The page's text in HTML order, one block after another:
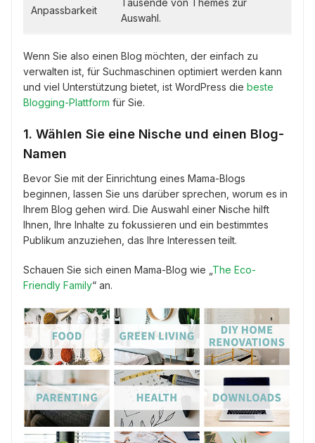
Anpassbarkeit
Auswahl.
Wenn Sie also einen Blog möchten, der einfach zu
verwalten ist, für Suchmaschinen optimiert werden kann
und viel Unterstützung bietet, ist WordPress die beste
Blogging-Plattform für Sie.
1. Wählen Sie eine Nische und einen Blog-
Namen
Bevor Sie mit der Einrichtung eines Mama-Blogs
beginnen, lassen Sie uns darüber sprechen, worum es in
Ihrem Blog gehen wird. Die Auswahl einer Nische hilft
Ihnen, Ihre Inhalte zu fokussieren und ein bestimmtes
Publikum anzuziehen, das Ihre Interessen teilt.
Schauen Sie sich einen Mama-Blog wie „ The Eco-
Friendly Family“ an.